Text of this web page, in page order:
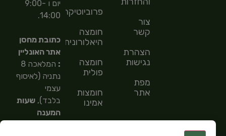
צור
קשר
הצהרת
נגישות
מפת
אתר
פרוביוטיקה
חומצה
היאלורונית
חומצה
פולית
חומצות
אמינו
חומצות
יום ו 9:00-
14:00.
כתובת מחסן
אתר האונליין
:
המלאכה 8
נתניה (לאיסוף
עצמי
בלבד),שעות
המענה